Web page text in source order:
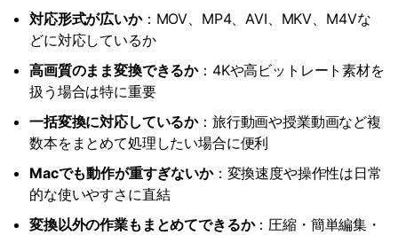
対応形式が広いか：MOV、MP4、AVI、MKV、M4Vな
どに対応しているか
高画質のまま変換できるか：4Kや高ビットレート素材を
扱う場合は特に重要
一括変換に対応しているか：旅行動画や授業動画など複
数本をまとめて処理したい場合に便利
Macでも動作が重すぎないか：変換速度や操作性は日常
的な使いやすさに直結
変換以外の作業もまとめてできるか：圧縮・簡単編集・